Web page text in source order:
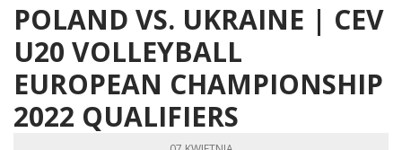
POLAND VS. UKRAINE | CEV
U20 VOLLEYBALL
EUROPEAN CHAMPIONSHIP
2022 QUALIFIERS